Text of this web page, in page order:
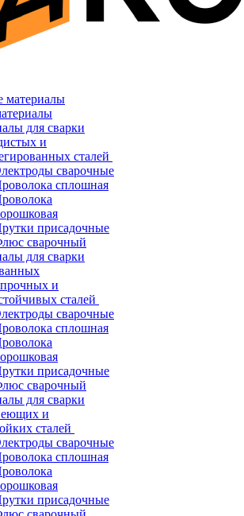
для сварки
и
сталей
сварочные
сплошная
присадочные
сварочный
для сварки
и
сталей
сварочные
сплошная
присадочные
сварочный
для сварки
и
сталей
сварочные
сплошная
присадочные